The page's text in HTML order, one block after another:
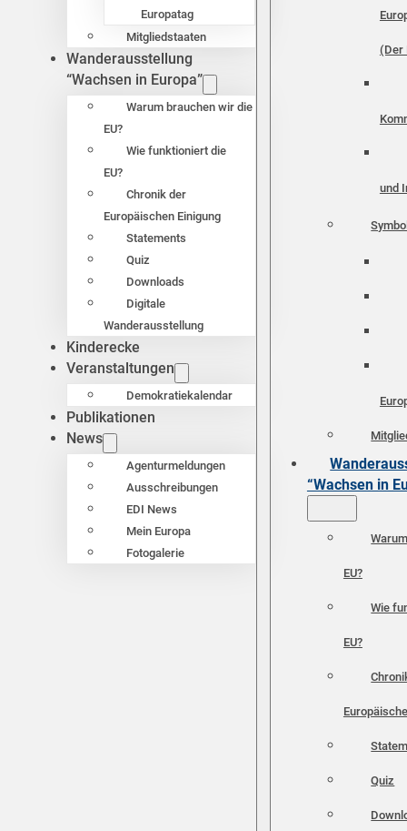
Europatag
Mitgliedstaaten
Wanderausstellung
“Wachsen in Europa”
Warum brauchen wir die
EU?
Wie funktioniert die
EU?
Chronik der
Europäischen Einigung
Statements
Quiz
Downloads
Digitale
Wanderausstellung
Kinderecke
Veranstaltungen
Demokratiekalendar
Publikationen
News
Agenturmeldungen
Ausschreibungen
EDI News
Mein Europa
Fotogalerie
(Der
und
“Wachsen in
EU?
Wie
EU?
Quiz